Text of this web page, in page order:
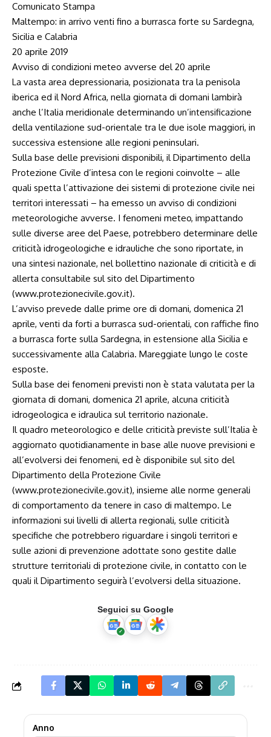
Comunicato Stampa
Maltempo: in arrivo venti fino a burrasca forte su Sardegna,
Sicilia e Calabria
20 aprile 2019
Avviso di condizioni meteo avverse del 20 aprile
La vasta area depressionaria, posizionata tra la penisola
iberica ed il Nord Africa, nella giornata di domani lambirà
anche l’Italia meridionale determinando un’intensificazione
della ventilazione sud-orientale tra le due isole maggiori, in
successiva estensione alle regioni peninsulari.
Sulla base delle previsioni disponibili, il Dipartimento della
Protezione Civile d’intesa con le regioni coinvolte – alle
quali spetta l’attivazione dei sistemi di protezione civile nei
territori interessati – ha emesso un avviso di condizioni
meteorologiche avverse. I fenomeni meteo, impattando
sulle diverse aree del Paese, potrebbero determinare delle
criticità idrogeologiche e idrauliche che sono riportate, in
una sintesi nazionale, nel bollettino nazionale di criticità e di
allerta consultabile sul sito del Dipartimento
(www.protezionecivile.gov.it).
L’avviso prevede dalle prime ore di domani, domenica 21
aprile, venti da forti a burrasca sud-orientali, con raffiche fino
a burrasca forte sulla Sardegna, in estensione alla Sicilia e
successivamente alla Calabria. Mareggiate lungo le coste
esposte.
Sulla base dei fenomeni previsti non è stata valutata per la
giornata di domani, domenica 21 aprile, alcuna criticità
idrogeologica e idraulica sul territorio nazionale.
Il quadro meteorologico e delle criticità previste sull’Italia è
aggiornato quotidianamente in base alle nuove previsioni e
all’evolversi dei fenomeni, ed è disponibile sul sito del
Dipartimento della Protezione Civile
(www.protezionecivile.gov.it), insieme alle norme generali
di comportamento da tenere in caso di maltempo. Le
informazioni sui livelli di allerta regionali, sulle criticità
specifiche che potrebbero riguardare i singoli territori e
sulle azioni di prevenzione adottate sono gestite dalle
strutture territoriali di protezione civile, in contatto con le
quali il Dipartimento seguirà l’evolversi della situazione.
Seguici su Google
Anno